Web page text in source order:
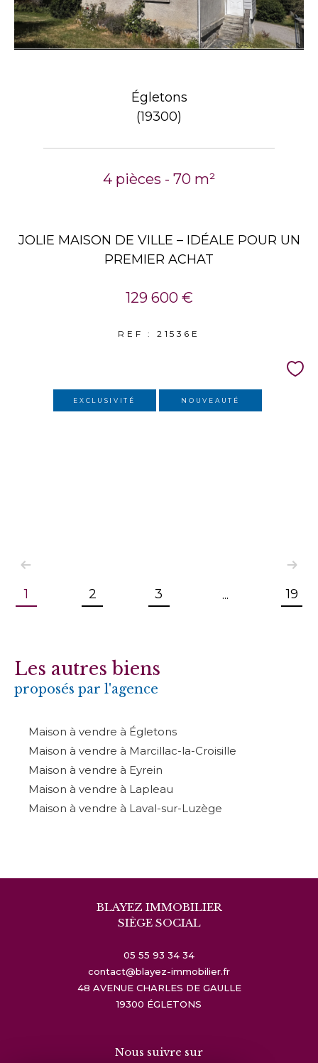
Égletons
(19300)
4 pièces - 70 m²
JOLIE MAISON DE VILLE – IDÉALE POUR UN
PREMIER ACHAT
129 600 €
REF : 21536E
EXCLUSIVITÉ NOUVEAUTÉ
1 2 3 ... 19
Les autres biens
proposés par l'agence
Maison à vendre à Égletons
Maison à vendre à Marcillac-la-Croisille
Maison à vendre à Eyrein
Maison à vendre à Lapleau
Maison à vendre à Laval-sur-Luzège
BLAYEZ IMMOBILIER
SIÈGE SOCIAL
05 55 93 34 34
contact@blayez-immobilier.fr
48 AVENUE CHARLES DE GAULLE
19300
ÉGLETONS
Nous suivre sur